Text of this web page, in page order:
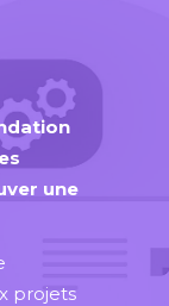
une
projets